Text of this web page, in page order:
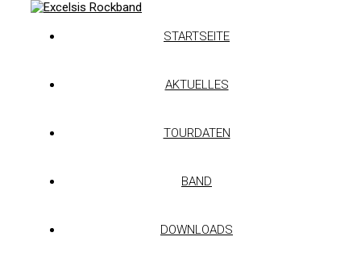
STARTSEITE
AKTUELLES
TOURDATEN
BAND
DOWNLOADS